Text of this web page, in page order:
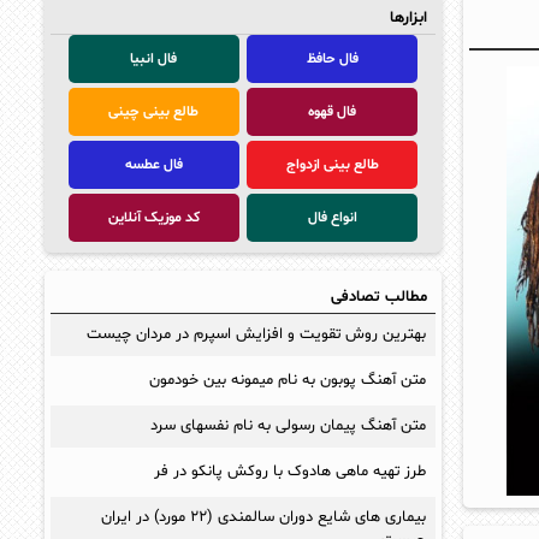
ابزارها
فال حافظ فال انبیا
فال قهوه طالع بینی چینی
طالع بینی ازدواج فال عطسه
انواع فال کد موزیک آنلاین
مطالب تصادفی
بهترین روش تقویت و افزایش اسپرم در مردان چیست
متن آهنگ پوبون به نام میمونه بین خودمون
متن آهنگ پیمان رسولی به نام نفسهای سرد
طرز تهیه ماهی هادوک با روکش پانکو در فر
بیماری های شایع دوران سالمندی (۲۲ مورد) در ایران